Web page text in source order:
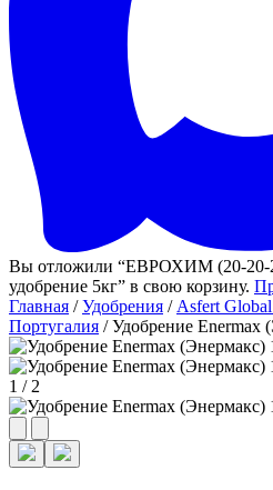
Вы отложили “ЕВРОХИМ (20-20-
удобрение 5кг” в свою корзину.
Главная /Удобрения / Asfert
Португалия / Удобрение Enermax
1 / 2